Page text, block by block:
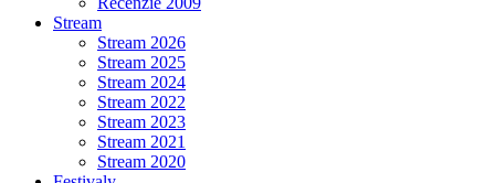
Stream
Stream 2026
Stream 2025
Stream 2024
Stream 2022
Stream 2023
Stream 2021
Stream 2020